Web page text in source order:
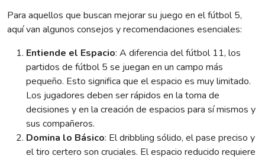
Para aquellos que buscan mejorar su juego en el fútbol 5,
aquí van algunos consejos y recomendaciones esenciales:
Entiende el Espacio: A diferencia del fútbol 11, los
partidos de fútbol 5 se juegan en un campo más
pequeño. Esto significa que el espacio es muy limitado.
Los jugadores deben ser rápidos en la toma de
decisiones y en la creación de espacios para sí mismos y
sus compañeros.
Domina lo Básico: El dribbling sólido, el pase preciso y
el tiro certero son cruciales. El espacio reducido requiere